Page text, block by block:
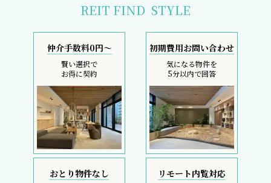
REIT FIND STYLE
仲介手数料0円～
賢い選択で
お得に契約
初期費用お問い合わせ
気になる物件を
5分以内で回答
おとり物件なし リモート内覧対応